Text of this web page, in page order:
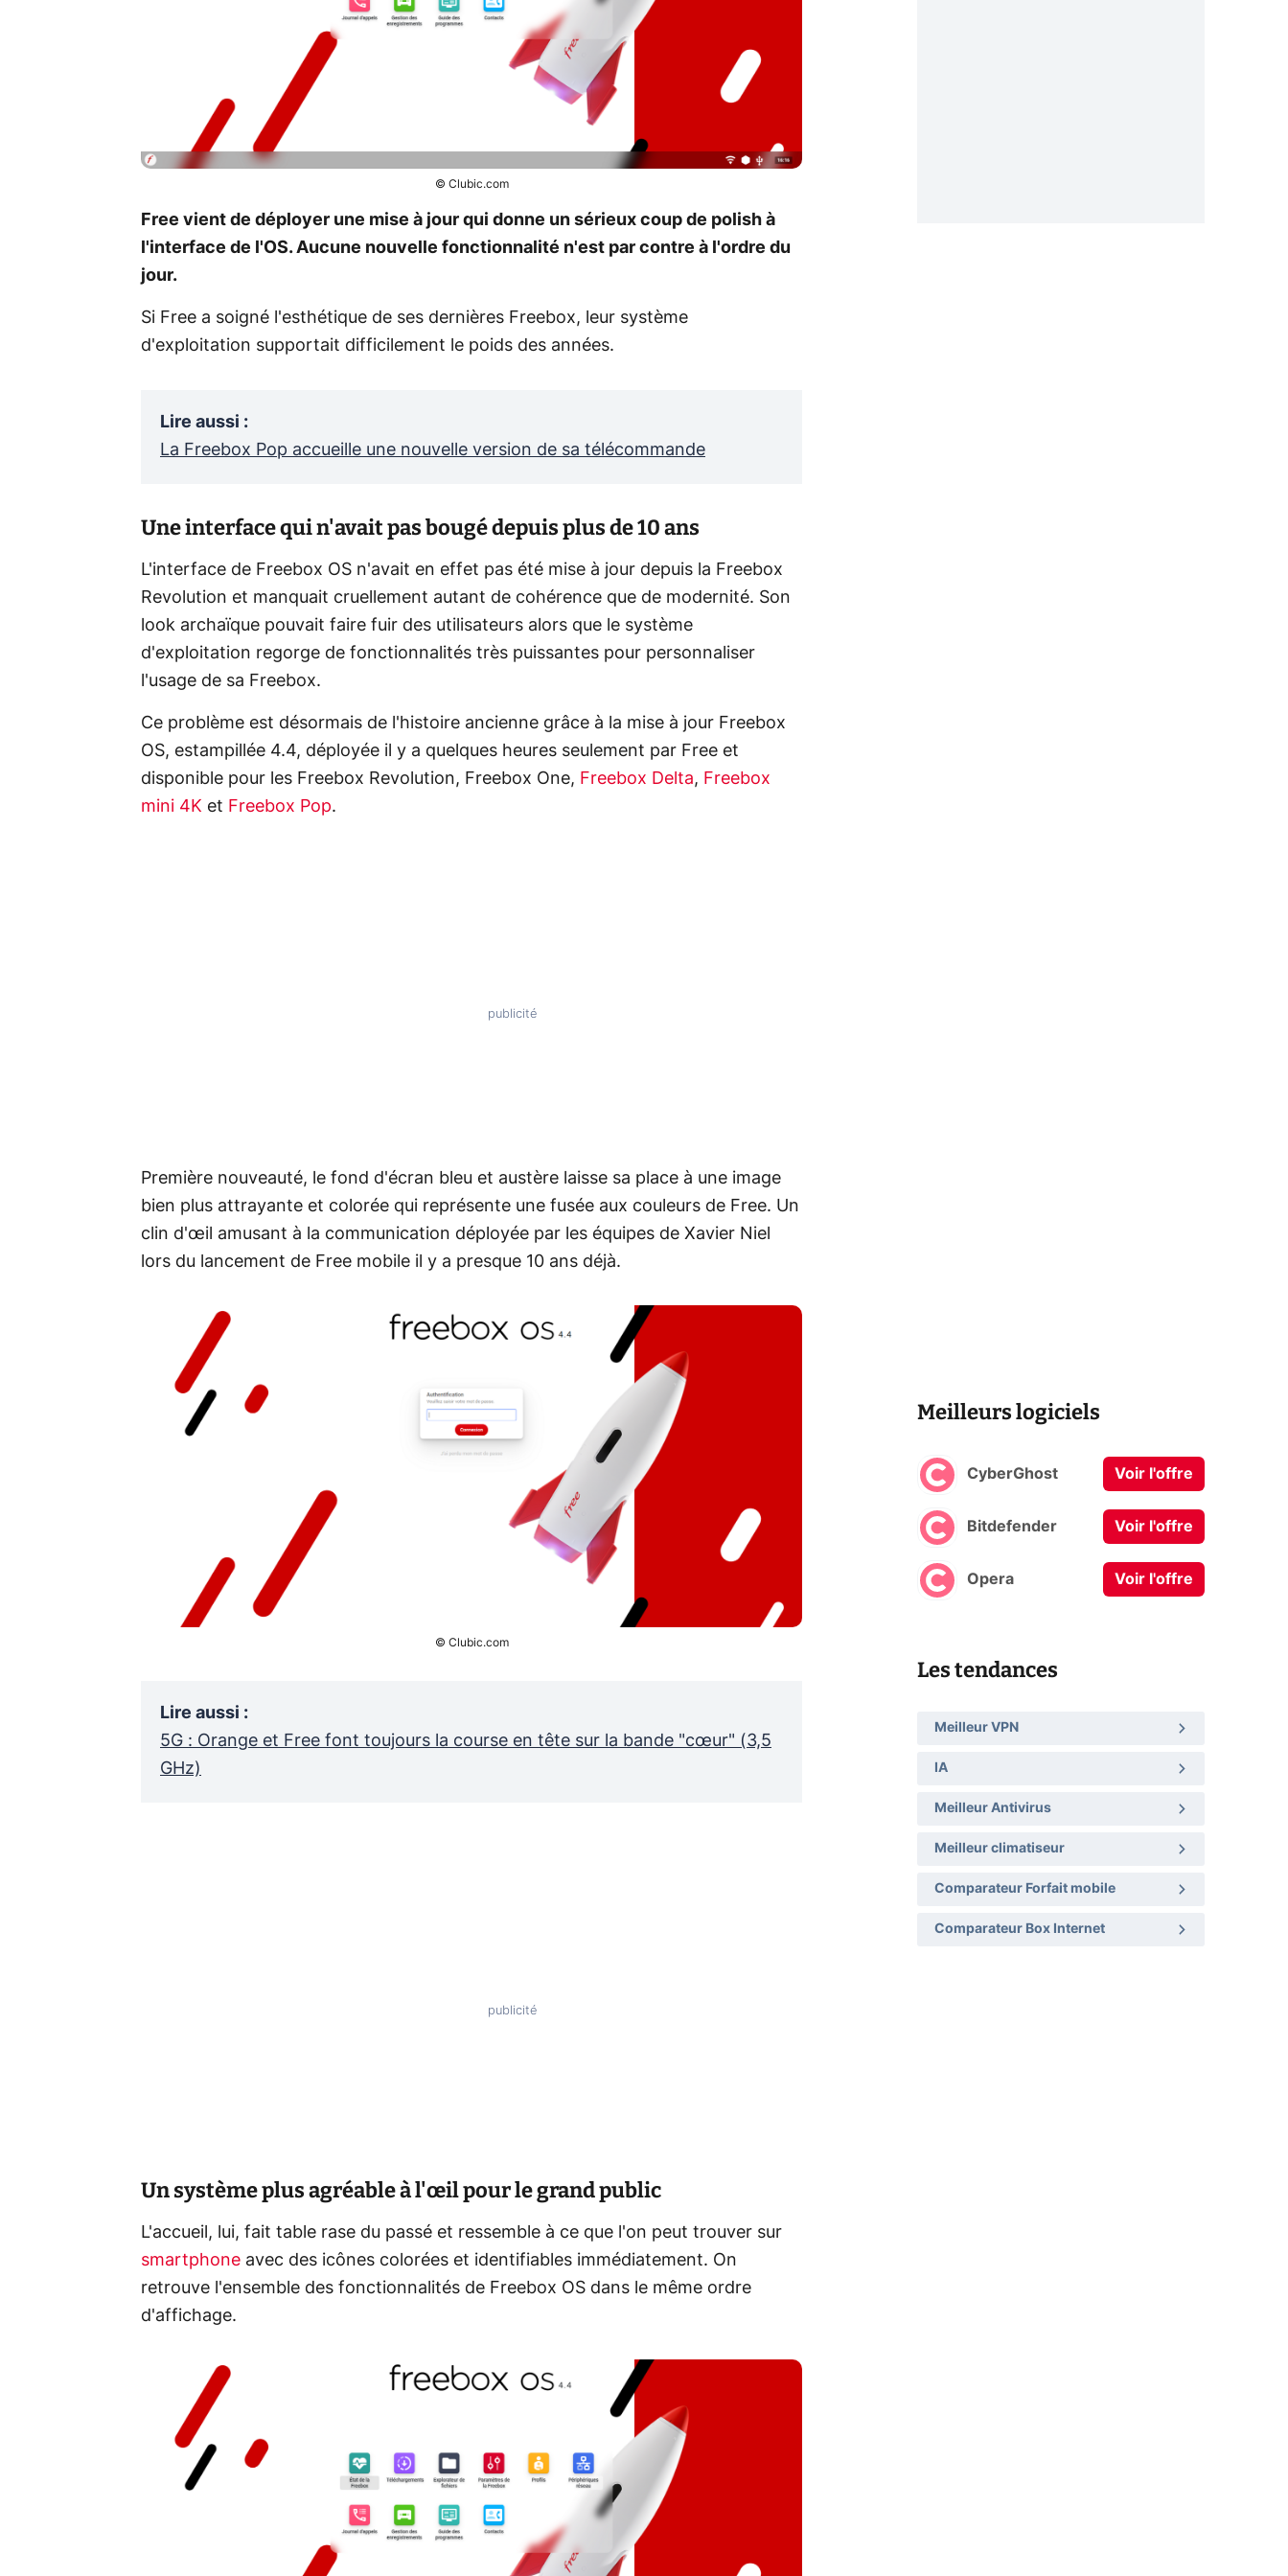
© Clubic.com
Free vient de déployer une mise à jour qui donne un sérieux coup de polish à
l'interface de l'OS. Aucune nouvelle fonctionnalité n'est par contre à l'ordre du
jour.
Si Free a soigné l'esthétique de ses dernières Freebox, leur système
d'exploitation supportait difficilement le poids des années.
Lire aussi :
La Freebox Pop accueille une nouvelle version de sa télécommande
Une interface qui n'avait pas bougé depuis plus de 10 ans
L'interface de Freebox OS n'avait en effet pas été mise à jour depuis la Freebox
Revolution et manquait cruellement autant de cohérence que de modernité. Son
look archaïque pouvait faire fuir des utilisateurs alors que le système
d'exploitation regorge de fonctionnalités très puissantes pour personnaliser
l'usage de sa Freebox.
Ce problème est désormais de l'histoire ancienne grâce à la mise à jour Freebox
OS, estampillée 4.4, déployée il y a quelques heures seulement par Free et
disponible pour les Freebox Revolution, Freebox One, Freebox Delta, Freebox
mini 4K et Freebox Pop.
Première nouveauté, le fond d'écran bleu et austère laisse sa place à une image
bien plus attrayante et colorée qui représente une fusée aux couleurs de Free. Un
clin d'œil amusant à la communication déployée par les équipes de Xavier Niel
lors du lancement de Free mobile il y a presque 10 ans déjà.
© Clubic.com
Lire aussi :
5G : Orange et Free font toujours la course en tête sur la bande "cœur" (3,5
GHz)
Un système plus agréable à l'œil pour le grand public
L'accueil, lui, fait table rase du passé et ressemble à ce que l'on peut trouver sur
smartphone avec des icônes colorées et identifiables immédiatement. On
retrouve l'ensemble des fonctionnalités de Freebox OS dans le même ordre
d'affichage.
Meilleurs logiciels
CyberGhost Voir l'offre
Bitdefender Voir l'offre
Opera Voir l'offre
Les tendances
Meilleur VPN
IA
Meilleur Antivirus
Meilleur climatiseur
Comparateur Forfait mobile
Comparateur Box Internet